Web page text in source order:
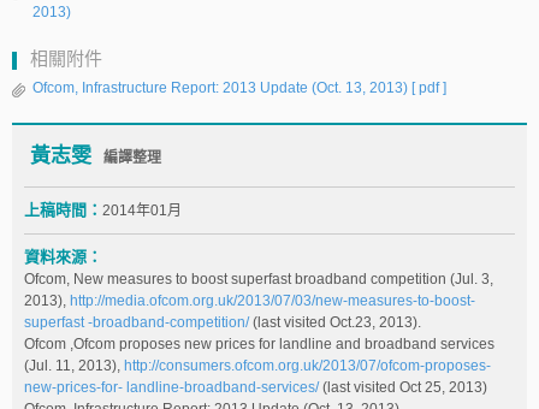
2013)
相關附件
Ofcom, Infrastructure Report: 2013 Update (Oct. 13, 2013) [ pdf ]
黃志雯 編譯整理
上稿時間： 2014年01月
資料來源：
Ofcom, New measures to boost superfast broadband competition (Jul. 3,
2013), http://media.ofcom.org.uk/2013/07/03/new-measures-to-boost-
superfast -broadband-competition/(last visited Oct.23, 2013).
Ofcom ,Ofcom proposes new prices for landline and broadband services
(Jul. 11, 2013), http://consumers.ofcom.org.uk/2013/07/ofcom-proposes-
new-prices-for- landline-broadband-services/(last visited Oct 25, 2013)